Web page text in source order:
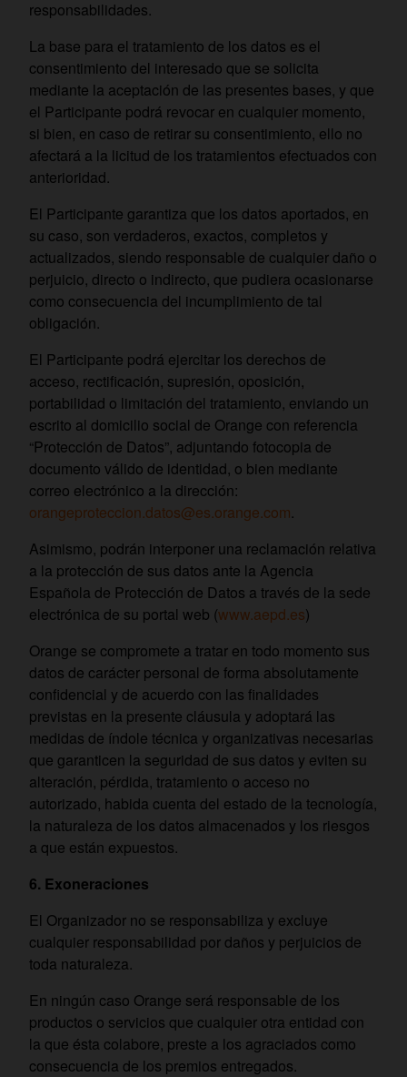
responsabilidades.
La base para el tratamiento de los datos es el
consentimiento del interesado que se solicita
mediante la aceptación de las presentes bases, y que
el Participante podrá revocar en cualquier momento,
si bien, en caso de retirar su consentimiento, ello no
afectará a la licitud de los tratamientos efectuados con
anterioridad.
El Participante garantiza que los datos aportados, en
su caso, son verdaderos, exactos, completos y
actualizados, siendo responsable de cualquier daño o
perjuicio, directo o indirecto, que pudiera ocasionarse
como consecuencia del incumplimiento de tal
obligación.
El Participante podrá ejercitar los derechos de
acceso, rectificación, supresión, oposición,
portabilidad o limitación del tratamiento, enviando un
escrito al domicilio social de Orange con referencia
“Protección de Datos”, adjuntando fotocopia de
documento válido de identidad, o bien mediante
correo electrónico a la dirección:
orangeproteccion.datos@es.orange.com.
Asimismo, podrán interponer una reclamación relativa
a la protección de sus datos ante la Agencia
Española de Protección de Datos a través de la sede
electrónica de su portal web (www.aepd.es)
Orange se compromete a tratar en todo momento sus
datos de carácter personal de forma absolutamente
confidencial y de acuerdo con las finalidades
previstas en la presente cláusula y adoptará las
medidas de índole técnica y organizativas necesarias
que garanticen la seguridad de sus datos y eviten su
alteración, pérdida, tratamiento o acceso no
autorizado, habida cuenta del estado de la tecnología,
la naturaleza de los datos almacenados y los riesgos
a que están expuestos.
6. Exoneraciones
El Organizador no se responsabiliza y excluye
cualquier responsabilidad por daños y perjuicios de
toda naturaleza.
En ningún caso Orange será responsable de los
productos o servicios que cualquier otra entidad con
la que ésta colabore, preste a los agraciados como
consecuencia de los premios entregados.